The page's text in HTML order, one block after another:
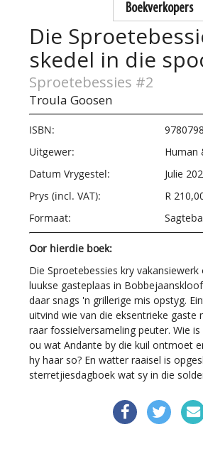
Boekverkopers
Die
skedel in die
Sproetebessies #2
Troula Goosen
ISBN:
Uitgewer:
Human
Datum Vrygestel:
Julie
Prys (incl. VAT):
R
Formaat:
Oor hierdie boek:
Die Sproetebessies kry vakansiewerk
luukse gasteplaas in
daar snags 'n grillerige mis opstyg.
uitvind wie van die eksentrieke gaste
raar fossielversameling peuter. Wie
ou wat Andante by die kuil ontmoet
hy haar so? En watter raaisel is
sterretjiesdagboek wat sy in die